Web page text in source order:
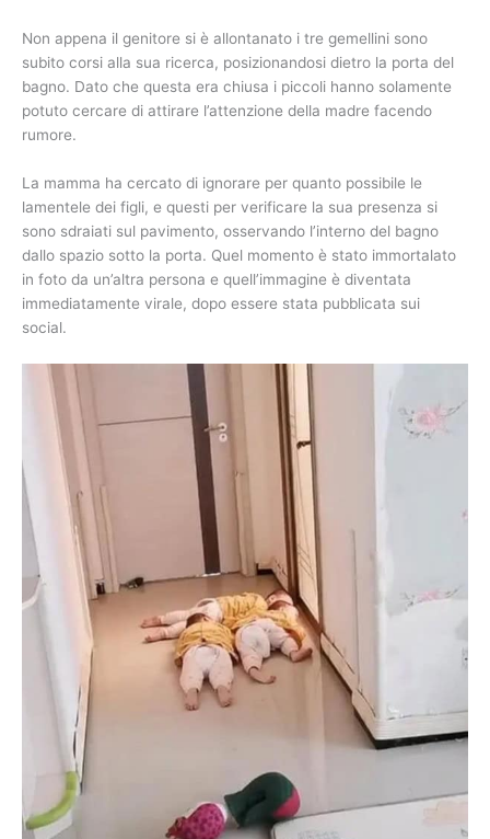
Non appena il genitore si è allontanato i tre gemellini sono
subito corsi alla sua ricerca, posizionandosi dietro la porta del
bagno. Dato che questa era chiusa i piccoli hanno solamente
potuto cercare di attirare l’attenzione della madre facendo
rumore.
La mamma ha cercato di ignorare per quanto possibile le
lamentele dei figli, e questi per verificare la sua presenza si
sono sdraiati sul pavimento, osservando l’interno del bagno
dallo spazio sotto la porta. Quel momento è stato immortalato
in foto da un’altra persona e quell’immagine è diventata
immediatamente virale, dopo essere stata pubblicata sui
social.